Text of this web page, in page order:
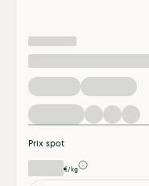
Prix spot
€/kg